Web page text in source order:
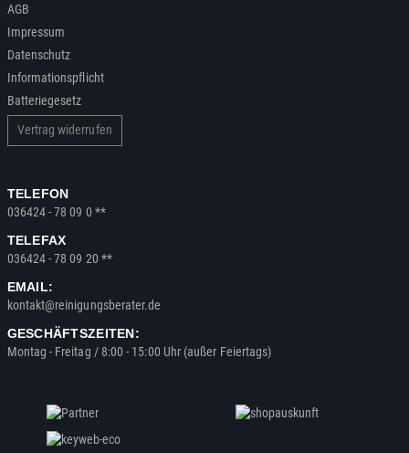
AGB
Impressum
Datenschutz
Informationspflicht
Batteriegesetz
Vertrag widerrufen
TELEFON
036424 - 78 09 0 **
TELEFAX
036424 - 78 09 20 **
EMAIL:
kontakt@reinigungsberater.de
GESCHÄFTSZEITEN:
Montag - Freitag / 8:00 - 15:00 Uhr (außer Feiertags)